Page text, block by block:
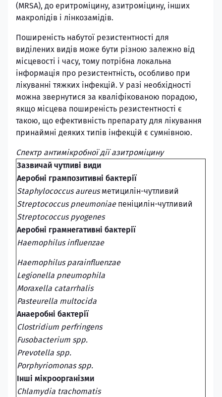
(MRSA), до еритроміцину, азитроміцину, інших
макролідів і лінкозамідів.
Поширеність набутої резистентності для
виділених видів може бути різною залежно від
місцевості і часу, тому потрібна локальна
інформація про резистентність, особливо при
лікуванні тяжких інфекцій. У разі необхідності
можна звернутися за кваліфікованою порадою,
якщо місцева поширеність резистентності є
такою, що ефективність препарату для лікування
принаймні деяких типів інфекцій є сумнівною.
Спектр антимікробної дії азитроміцину
Зазвичай чутливі види
Аеробні грампозитивні бактерії
Staphylococcus aureusметицилін-чутливий
Streptococcus pneumoniae пеніцилін-чутливий
Streptococcus pyogenes
Аеробні грамнегативні бактерії
Haemophilus influenzae
Haemophilus parainfluenzae
Legionella pneumophila
Moraxella catarrhalis
Pasteurella multocida
Анаеробні бактерії
Clostridium perfringens
Fusobacterium spp.
Prevotella spp.
Porphyriomonas spp.
Інші мікроорганізми
Chlamydia trachomatis